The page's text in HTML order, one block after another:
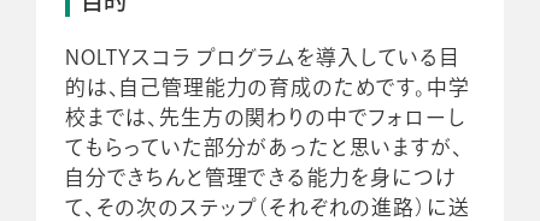
NOLTYスコラ プログラムを導入している目
的は、自己管理能力の育成のためです。中学
校までは、先生方の関わりの中でフォローし
てもらっていた部分があったと思いますが、
自分できちんと管理できる能力を身につけ
て、その次のステップ（それぞれの進路）に送